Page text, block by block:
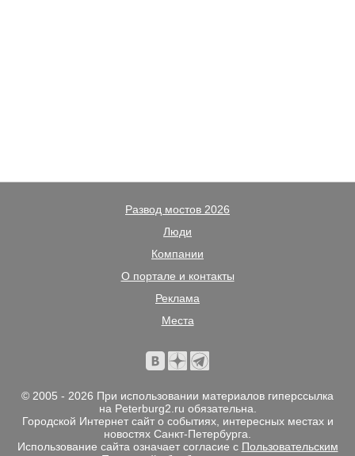
Развод мостов 2026
Люди
Компании
О портале и контакты
Реклама
Места
© 2005 - 2026 При использовании материалов гиперссылка
на Peterburg2.ru обязательна.
Городской Интернет сайт о событиях, интересных местах и
новостях Санкт-Петербурга.
Использование сайта означает согласие с Пользовательским